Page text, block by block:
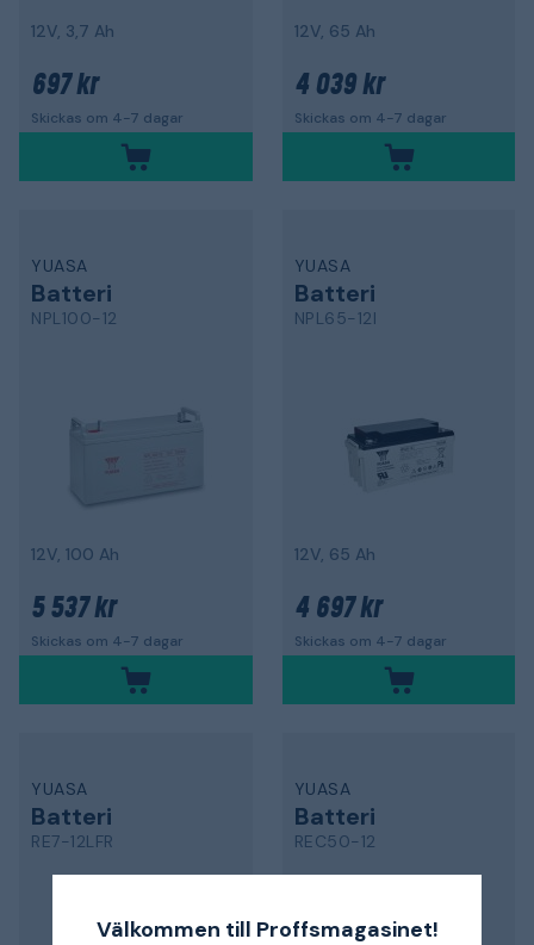
Välkommen till Proffsmagasinet!
12V, 3,7 Ah
697 kr
Skickas om 4-7 dagar
12V, 65 Ah
4 039 kr
Skickas om 4-7 dagar
YUASA
Batteri
NPL100-12
12V, 100 Ah
5 537 kr
Skickas om 4-7 dagar
YUASA
Batteri
NPL65-12I
12V, 65 Ah
4 697 kr
Skickas om 4-7 dagar
YUASA
Batteri
RE7-12LFR
YUASA
Batteri
REC50-12